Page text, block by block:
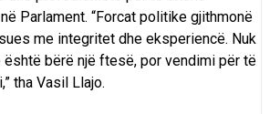
Parlament. “Forcat politike gjithmonë
me integritet dhe eksperiencë. Nuk
bërë një ftesë, por vendimi për të
tha Vasil Llajo.